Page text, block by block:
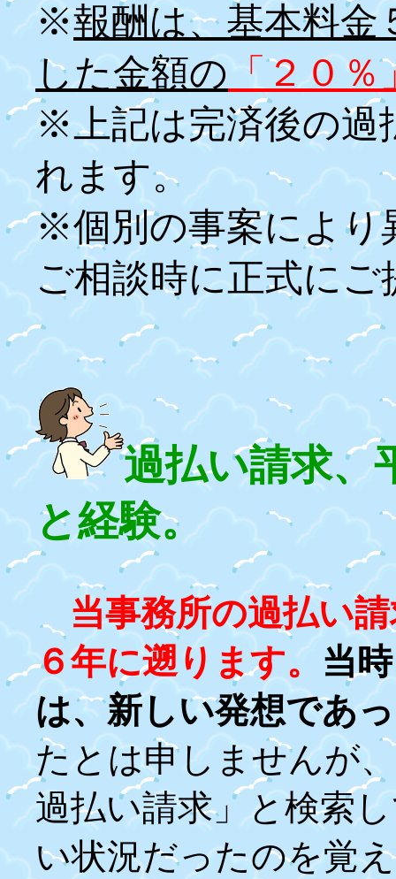
※報酬は、基本料金
した金額の 「２０％
※上記は完済後の過
れます。
※個別の事案により
ご相談時に正式に
過払い請求、
と経験。
当事務所の過払い
６年に遡ります。 当
は、新しい発想であ
たとは申しませんが
過払い請求」と検索
い状況だったのを覚